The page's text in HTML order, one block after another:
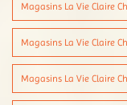
Magasins La Vie Claire
Magasins La Vie Claire
Magasins La Vie Claire